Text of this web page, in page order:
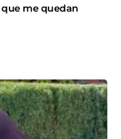
que me quedan